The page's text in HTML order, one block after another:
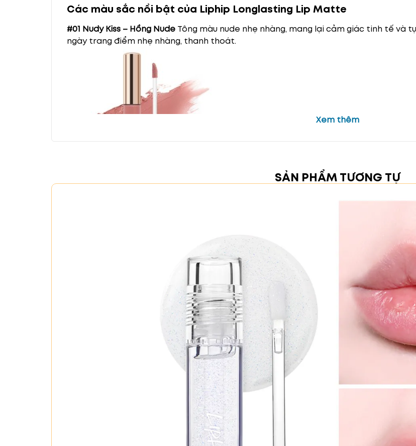
Các màu sắc nổi bật của Liphip Longlasting Lip Matte
#01 Nudy Kiss – Hồng Nude Tông màu nude nhẹ nhàng, mang lại cảm giác tinh tế và
ngày trang điểm nhẹ nhàng, thanh thoát.
Màu sắc nhẹ nhàng, pha chút sắc hồng đào tạo nên vẻ
Đây là tông màu san hô tươi tắn, dễ dàng kết hợp với nhiều
Xem thêm
SẢN PHẨM TƯƠNG TỰ